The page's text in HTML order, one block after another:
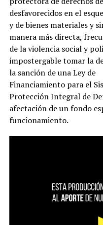
desfavorecidos en el
y de bienes materiales y
manera más directa,
de la violencia social y
impostergable tomar la
la sanción de una Ley de
Financiamiento para el
Protección Integral de
afectación de un fondo
funcionamiento.